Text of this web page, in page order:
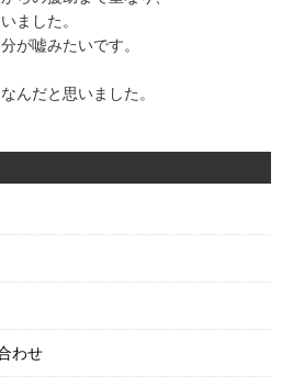
ました。
が嘘みたいです。
んだと思いました。
わせ